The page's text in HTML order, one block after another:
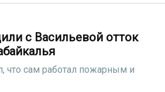
с Васильевой отток
что сам работал пожарным и